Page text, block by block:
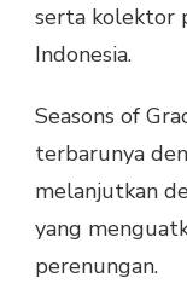
serta kolektor
Indonesia.
Seasons of
terbarunya
melanjutkan
yang
perenungan.